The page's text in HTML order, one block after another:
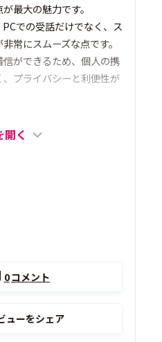
最大の魅力です。
での受話だけでなく、ス
常にスムーズな点です。
ができるため、個人の携
プライバシーと利便性が
開く
0コメント
ューをシェア